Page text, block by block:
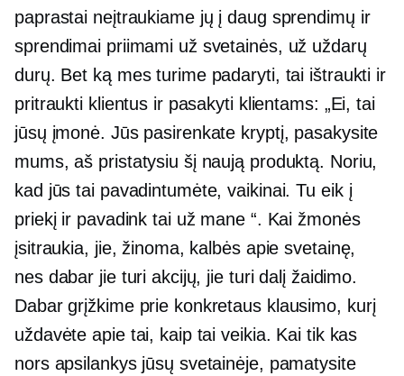
paprastai neįtraukiame jų į daug sprendimų ir
sprendimai priimami už svetainės, už uždarų
durų. Bet ką mes turime padaryti, tai ištraukti ir
pritraukti klientus ir pasakyti klientams: „Ei, tai
jūsų įmonė. Jūs pasirenkate kryptį, pasakysite
mums, aš pristatysiu šį naują produktą. Noriu,
kad jūs tai pavadintumėte, vaikinai. Tu eik į
priekį ir pavadink tai už mane “. Kai žmonės
įsitraukia, jie, žinoma, kalbės apie svetainę,
nes dabar jie turi akcijų, jie turi dalį žaidimo.
Dabar grįžkime prie konkretaus klausimo, kurį
uždavėte apie tai, kaip tai veikia. Kai tik kas
nors apsilankys jūsų svetainėje, pamatysite